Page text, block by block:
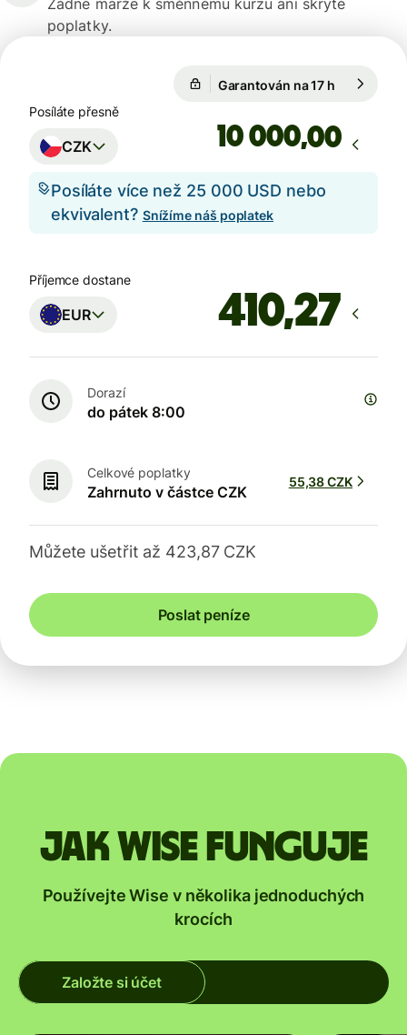
Žádné marže k směnnému kurzu ani skryté
poplatky.
Garantován na 17 h
Posíláte přesně
CZK ,00
Posíláte více než 25 000 USD nebo
ekvivalent? Snížíme náš poplatek
Příjemce dostane
EUR
Dorazí
do pátek 8:00
Celkové poplatky
Zahrnuto v částce CZK
55,38 CZK
Můžete ušetřit až 423,87 CZK
Poslat peníze
Jak Wise funguje
Používejte Wise v několika jednoduchých
krocích
Založte si účet